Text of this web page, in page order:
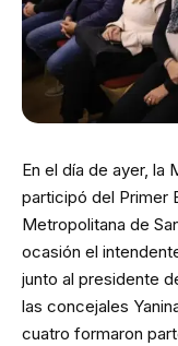
En el día de ayer, la
participó del Primer
Metropolitana de
ocasión el
junto al presidente
las concejales
cuatro formaron